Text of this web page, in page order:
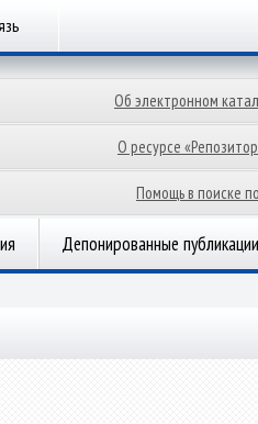
Об электронном
О ресурсе
Помощь в поиске
Депонированные публикации